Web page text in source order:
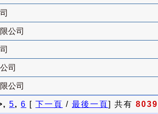
公司
司
公司
5, 6 [ 下一頁 / 最後一頁] 共有 8039